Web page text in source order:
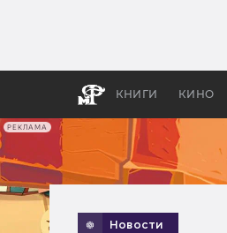
РЕКЛАМА
КНИГИ КИНО
Новости